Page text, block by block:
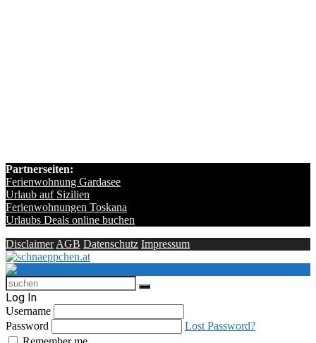
Partnerseiten:
Ferienwohnung Gardasee
Urlaub auf Sizilien
Ferienwohnungen Toskana
Urlaubs Deals online buchen
Disclaimer AGB Datenschutz Impressum
Log In
Username
Password
Lost Password?